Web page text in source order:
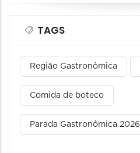
TAGS
Região Gastronômica
Comida de boteco
Parada Gastronômica 2026